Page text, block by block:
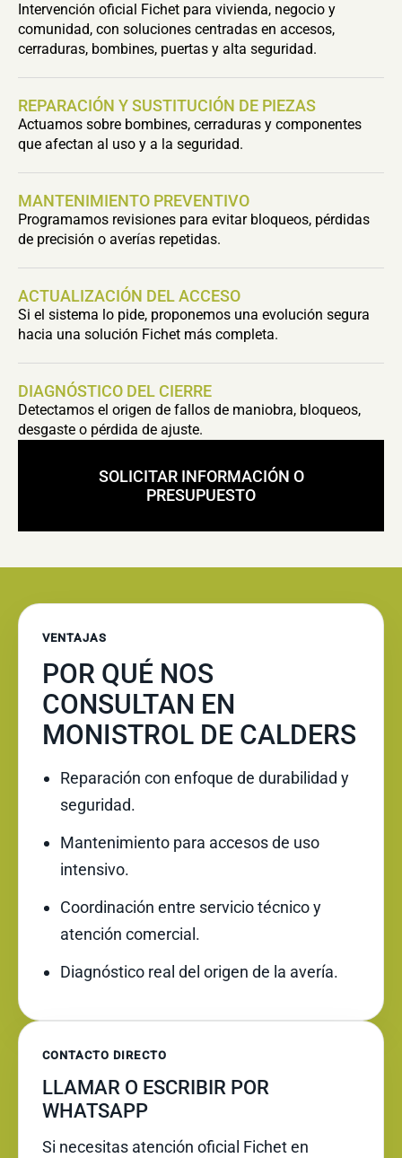
Intervención oficial Fichet para vivienda, negocio y
comunidad, con soluciones centradas en accesos,
cerraduras, bombines, puertas y alta seguridad.
REPARACIÓN Y SUSTITUCIÓN DE PIEZAS
Actuamos sobre bombines, cerraduras y componentes
que afectan al uso y a la seguridad.
MANTENIMIENTO PREVENTIVO
Programamos revisiones para evitar bloqueos, pérdidas
de precisión o averías repetidas.
ACTUALIZACIÓN DEL ACCESO
Si el sistema lo pide, proponemos una evolución segura
hacia una solución Fichet más completa.
DIAGNÓSTICO DEL CIERRE
Detectamos el origen de fallos de maniobra, bloqueos,
desgaste o pérdida de ajuste.
SOLICITAR INFORMACIÓN O
PRESUPUESTO
VENTAJAS
POR QUÉ NOS
CONSULTAN EN
MONISTROL DE CALDERS
Reparación con enfoque de durabilidad y
seguridad.
Mantenimiento para accesos de uso
intensivo.
Coordinación entre servicio técnico y
atención comercial.
Diagnóstico real del origen de la avería.
CONTACTO DIRECTO
LLAMAR O ESCRIBIR POR
WHATSAPP
Si necesitas atención oficial Fichet en